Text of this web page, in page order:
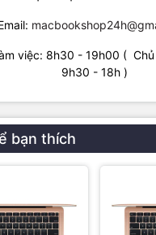
việc: 8h30 - 19h00 (
9h30 - 18h )
bạn thích